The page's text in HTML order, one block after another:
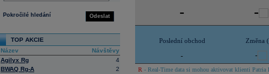
Odeslat
Pokročilé hledání
TOP AKCIE
Název
Návštěvy
Agilyx Rg
4
BWAQ Rg-A
2
- -
Poslední obchod Změna
- -
R - Real-Time data si mohou aktivovat klienti